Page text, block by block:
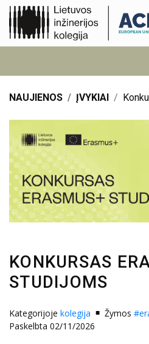
NAUJIENOS ĮVYKIAI
KONKURSAS
STUDIJOMS
Kategorijoje kolegija Žymos
Paskelbta 02/11/2026